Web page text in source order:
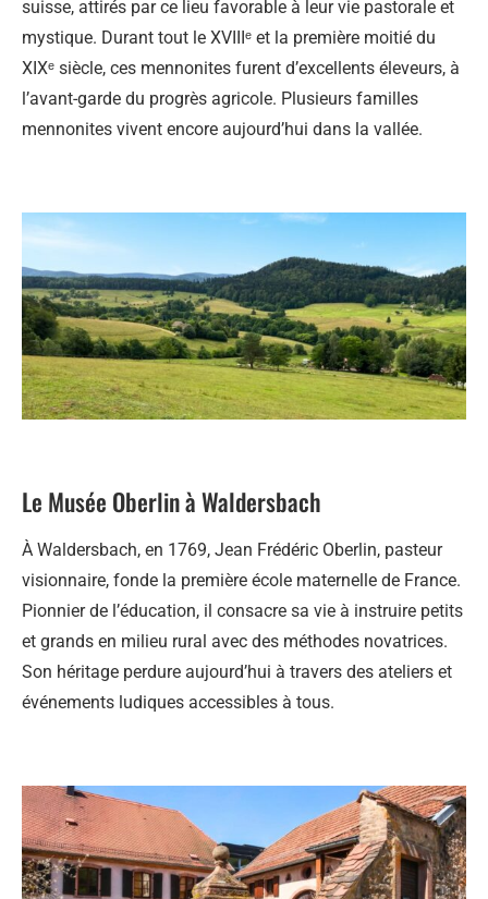
suisse, attirés par ce lieu favorable à leur vie pastorale et
mystique. Durant tout le XVIIIᵉ et la première moitié du
XIXᵉ siècle, ces mennonites furent d’excellents éleveurs, à
l’avant-garde du progrès agricole. Plusieurs familles
mennonites vivent encore aujourd’hui dans la vallée.
Le Musée Oberlin à Waldersbach
À Waldersbach, en 1769, Jean Frédéric Oberlin, pasteur
visionnaire, fonde la première école maternelle de France.
Pionnier de l’éducation, il consacre sa vie à instruire petits
et grands en milieu rural avec des méthodes novatrices.
Son héritage perdure aujourd’hui à travers des ateliers et
événements ludiques accessibles à tous.